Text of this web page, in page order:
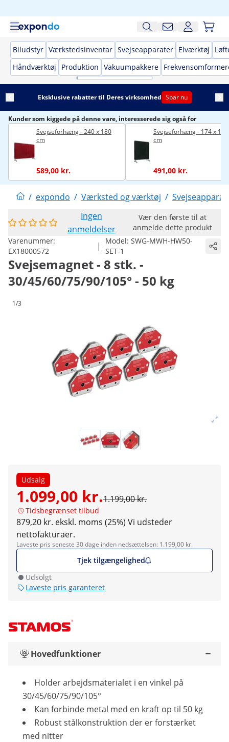
Biludstyr Værkstedsinventar Svejseapparater Elværktøj
Håndværktøj
Produktion Vakuumpakkere
Eksklusive rabatter til Deres virksomhed Spar nu
Kunder som kiggede på denne vare, interesserede sig også for
Svejseforhæng - 240 x 180
cm
589,00 kr.
Svejseforhæng - 174 x 174
cm
491,00 kr.
/ expondo / Værksted og værktøj /
Ingen
anmeldelser
Vær den første til at
anmelde dette produkt
Varenummer:
EX18000572
| Model:SWG-MWH-HW50-
SET-1
Svejsemagnet - 8 stk. -
30/45/60/75/90/105° - 50 kg
1/3
Udsalg
1.099,00 kr.1.199,00 kr.
Tidsbegrænset tilbud
879,20 kr. ekskl. moms (25%) Vi udsteder
nettofakturaer.
Laveste pris seneste 30 dage inden nedsættelsen: 1.199,00 kr.
Tjek tilgængelighed
Udsolgt
Laveste pris garanteret
Hovedfunktioner
Holder arbejdsmaterialet i en vinkel på
30/45/60/75/90/105°
Kan forbinde metal med en kraft op til 50 kg
Robust stålkonstruktion der er forstærket
med nitter